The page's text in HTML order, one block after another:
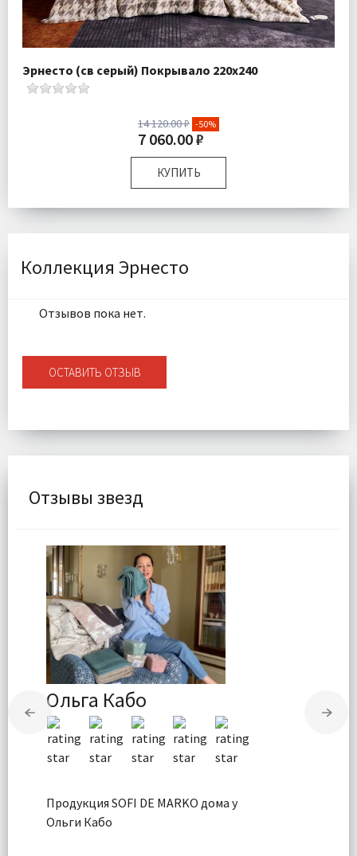
Эрнесто (св серый) Покрывало 220х240
14 120.00 ₽ -50%
7 060.00 ₽
КУПИТЬ
Размер:
220х240 см
Ткань:
Доставка:
Коллекция Эрнесто
Отзывов пока нет.
ОСТАВИТЬ ОТЗЫВ
Отзывы звезд
Ольга Кабо
Продукция SOFI DE MARKO дома у
Ольги Кабо